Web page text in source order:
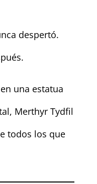
despertó.
una estatua
Merthyr Tydfil
todos los que